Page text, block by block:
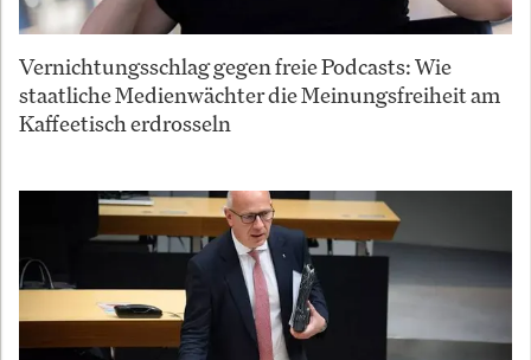
Vernichtungsschlag gegen freie Podcasts: Wie
staatliche Medienwächter die Meinungsfreiheit am
Kaffeetisch erdrosseln